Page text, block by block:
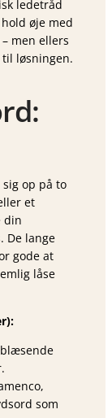
ledetråd
øje med
men ellers
løsningen.
op på to
et
din
De lange
gode at
låse
som